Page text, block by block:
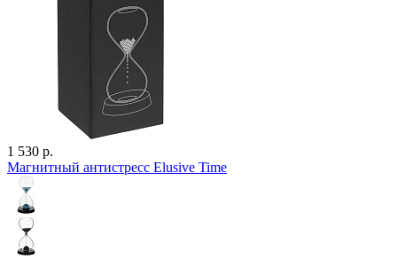
1 530 р.
Магнитный антистресс Elusive Time